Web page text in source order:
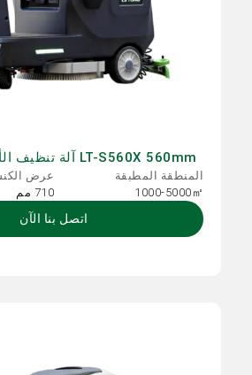
LT-S560X 560mm آلة تنظيف الأرضيات بالركوب
المنطقة المطبقة
عرض
1000-5000㎡
710 مم
اتصل بنا الآن